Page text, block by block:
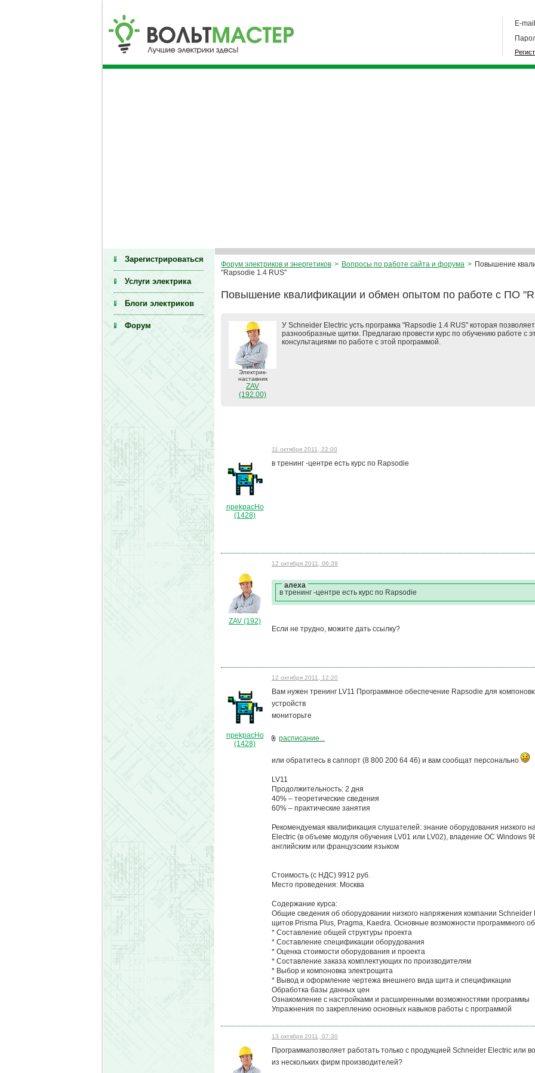
E-
Зарегистрироваться
Услуги электрика
Блоги электриков
Форум
Форум электриков и энергетиков > Вопросы по работе сайта и форума > Повышение
"Rapsodie 1.4 RUS"
Повышение квалификации и обмен опытом по работе с ПО
Электрик-
наставник
ZAV
(192.00)
У Schneider Electric усть програмка "Rapsodie 1.4 RUS" которая
разнообразные щитки. Предлагаю провести курс по обучению работе с
консультациями по работе с этой программой.
npekpacHo
(1428)
11 октября 2011, 22:00
в тренинг -центре есть курс по Rapsodie
ZAV (192)
12 октября 2011, 06:39
алеха
в тренинг -центре есть курс по Rapsodie
Если не трудно, можите дать ссылку?
npekpacHo
(1428)
12 октября 2011, 12:20
Вам нужен тренинг LV11 Программное обеспечение Rapsodie для
устройств
мониторьте
расписание...
или обратитесь в саппорт (8 800 200 64 46) и вам сообщат персонально
LV11
Продолжительность: 2 дня
40% – теоретические сведения
60% – практические занятия
Рекомендуемая квалификация слушателей: знание оборудования низкого
Electric (в объеме модуля обучения LV01 или LV02), владение ОС Windows
английским или французским языком
Стоимость (с НДС) 9912 руб.
Место проведения: Москва
Содержание курса:
Общие сведения об оборудовании низкого напряжения компании
щитов Prisma Plus, Pragma, Kaedra. Основные возможности программного
* Составление общей структуры проекта
* Составление спецификации оборудования
* Оценка стоимости оборудования и проекта
* Составление заказа комплектующих по производителям
* Выбор и компоновка электрощита
* Вывод и оформление чертежа внешнего вида щита и спецификации
Обработка базы данных цен
Ознакомление с настройками и расширенными возможностями программы
Упражнения по закреплению основных навыков работы с программой
13 октября 2011, 07:30
Программапозволяет работать только с продукцией Schneider Electric или
из нескольких фирм производителей?